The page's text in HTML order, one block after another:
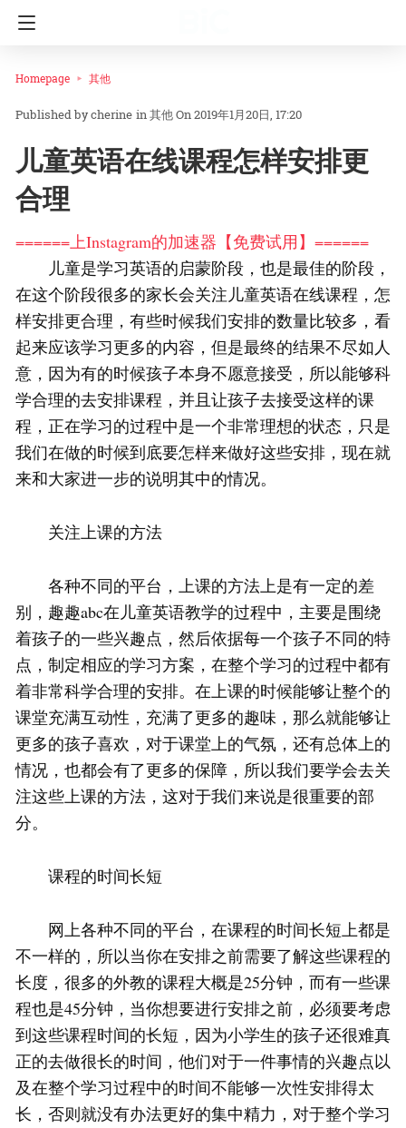
Homepage 其他
cherine in其他On 2019年1月20日, 17:20
儿童英语在线课程怎样安排更
合理
======上Instagram的加速器【免费试用】======
儿童是学习英语的启蒙阶段，也是最佳的阶段，
在这个阶段很多的家长会关注儿童英语在线课程，怎
样安排更合理，有些时候我们安排的数量比较多，看
起来应该学习更多的内容，但是最终的结果不尽如人
意，因为有的时候孩子本身不愿意接受，所以能够科
学合理的去安排课程，并且让孩子去接受这样的课
程，正在学习的过程中是一个非常理想的状态，只是
我们在做的时候到底要怎样来做好这些安排，现在就
来和大家进一步的说明其中的情况。
关注上课的方法
各种不同的平台，上课的方法上是有一定的差
别，趣趣abc在儿童英语教学的过程中，主要是围绕
着孩子的一些兴趣点，然后依据每一个孩子不同的特
点，制定相应的学习方案，在整个学习的过程中都有
着非常科学合理的安排。在上课的时候能够让整个的
课堂充满互动性，充满了更多的趣味，那么就能够让
更多的孩子喜欢，对于课堂上的气氛，还有总体上的
情况，也都会有了更多的保障，所以我们要学会去关
注这些上课的方法，这对于我们来说是很重要的部
分。
课程的时间长短
网上各种不同的平台，在课程的时间长短上都是
不一样的，所以当你在安排之前需要了解这些课程的
长度，很多的外教的课程大概是25分钟，而有一些课
程也是45分钟，当你想要进行安排之前，必须要考虑
到这些课程时间的长短，因为小学生的孩子还很难真
正的去做很长的时间，他们对于一件事情的兴趣点以
及在整个学习过程中的时间不能够一次性安排得太
长，否则就没有办法更好的集中精力，对于整个学习